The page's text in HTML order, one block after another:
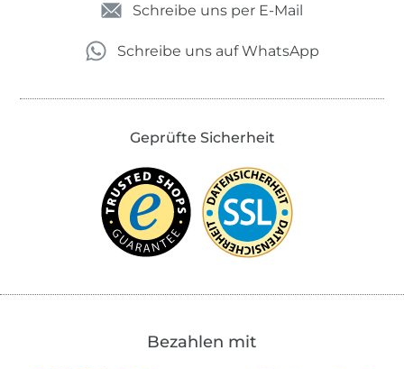
Schreibe uns per E-Mail
Schreibe uns auf WhatsApp
Geprüfte Sicherheit
Bezahlen mit